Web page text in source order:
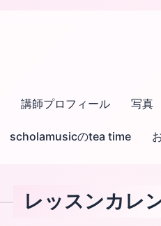
講師プロフィール 写真
scholamusicのtea time
レッスンカレ